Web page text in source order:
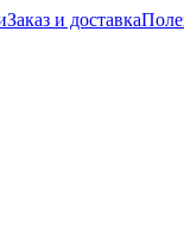
Заказ и доставка